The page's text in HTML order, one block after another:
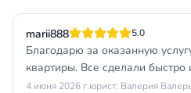
marii888 5.0
Благодарю за оказанную
квартиры. Все сделали быстро
4 июня 2026 г.юрист: Валерия